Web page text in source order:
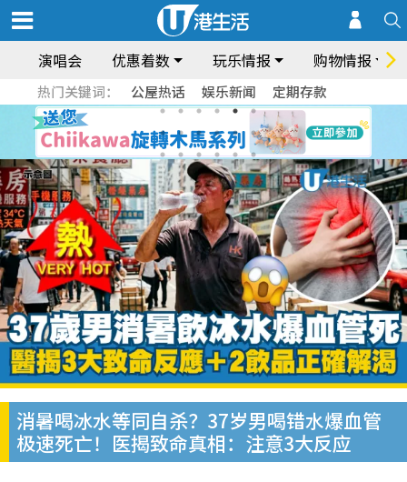
演唱会 优惠着数 玩乐情报 购物情报
热门关键词： 公屋热话 娱乐新闻 定期存款
消暑喝冰水等同自杀？37岁男喝错水爆血管
极速死亡！医揭致命真相：注意3大反应